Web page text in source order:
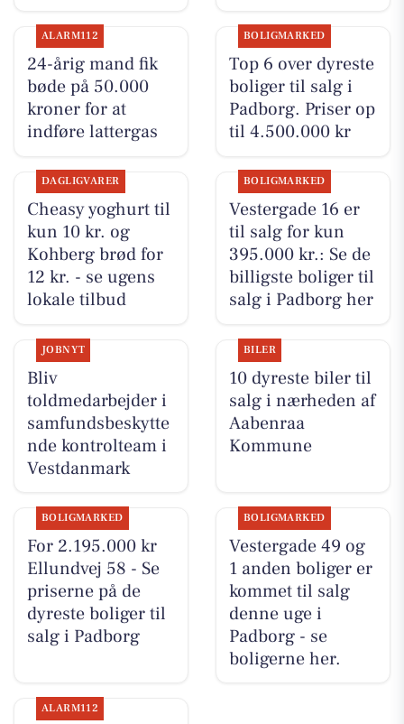
ALARM112
24-årig mand fik
bøde på 50.000
kroner for at
indføre lattergas
BOLIGMARKED
Top 6 over dyreste
boliger til salg i
Padborg. Priser op
til 4.500.000 kr
DAGLIGVARER
Cheasy yoghurt til
kun 10 kr. og
Kohberg brød for
12 kr. - se ugens
lokale tilbud
BOLIGMARKED
Vestergade 16 er
til salg for kun
395.000 kr.: Se de
billigste boliger til
salg i Padborg her
JOBNYT
Bliv
toldmedarbejder i
samfundsbeskytte
nde kontrolteam i
Vestdanmark
BILER
10 dyreste biler til
salg i nærheden af
Aabenraa
Kommune
BOLIGMARKED
For 2.195.000 kr
Ellundvej 58 - Se
priserne på de
dyreste boliger til
salg i Padborg
BOLIGMARKED
Vestergade 49 og
1 anden boliger er
kommet til salg
denne uge i
Padborg - se
boligerne her.
ALARM112